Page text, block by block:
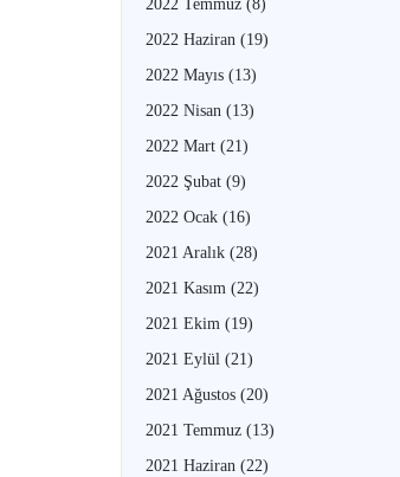
2022 Temmuz (8)
2022 Haziran (19)
2022 Mayıs (13)
2022 Nisan (13)
2022 Mart (21)
2022 Şubat (9)
2022 Ocak (16)
2021 Aralık (28)
2021 Kasım (22)
2021 Ekim (19)
2021 Eylül (21)
2021 Ağustos (20)
2021 Temmuz (13)
2021 Haziran (22)